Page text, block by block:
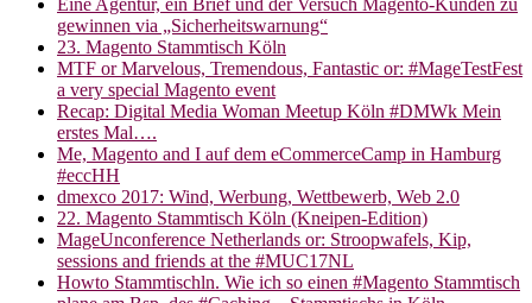
gewinnen via „Sicherheitswarnung“
23. Magento Stammtisch Köln
MTF or Marvelous, Tremendous, Fantastic or: #MageTestFest
a very special Magento event
Recap: Digital Media Woman Meetup Köln #DMWk Mein
erstes Mal….
Me, Magento and I auf dem eCommerceCamp in Hamburg
#eccHH
dmexco 2017: Wind, Werbung, Wettbewerb, Web 2.0
22. Magento Stammtisch Köln (Kneipen-Edition)
MageUnconference Netherlands or: Stroopwafels, Kip,
sessions and friends at the #MUC17NL
Howto Stammtischln. Wie ich so einen #Magento Stammtisch